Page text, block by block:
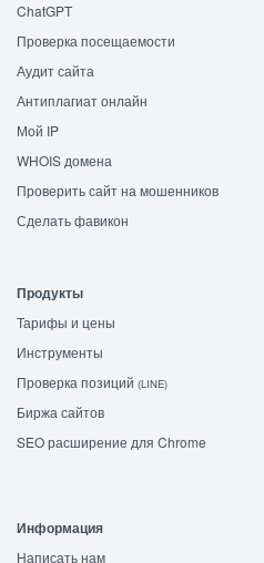
ChatGPT
Проверка посещаемости
Аудит сайта
Антиплагиат онлайн
Мой IP
WHOIS домена
Проверить сайт на мошенников
Сделать фавикон
Продукты
Тарифы и цены
Инструменты
Проверка позиций (LINE)
Биржа сайтов
SEO расширение для Chrome
Информация
Написать нам